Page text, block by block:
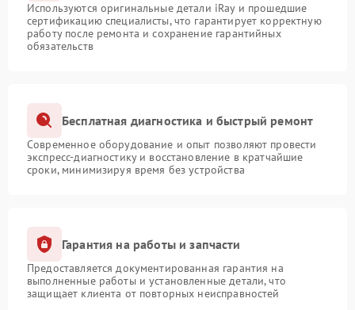
Используются оригинальные детали iRay и прошедшие
сертификацию специалисты, что гарантирует корректную
работу после ремонта и сохранение гарантийных
обязательств
Бесплатная диагностика и быстрый ремонт
Современное оборудование и опыт позволяют провести
экспресс-диагностику и восстановление в кратчайшие
сроки, минимизируя время без устройства
Гарантия на работы и запчасти
Предоставляется документированная гарантия на
выполненные работы и установленные детали, что
защищает клиента от повторных неисправностей